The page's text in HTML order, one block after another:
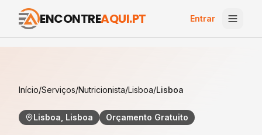
ENCONTREAQUI.PT Entrar
Início/Serviços/Nutricionista/Lisboa/Lisboa
Lisboa, Lisboa Orçamento Gratuito